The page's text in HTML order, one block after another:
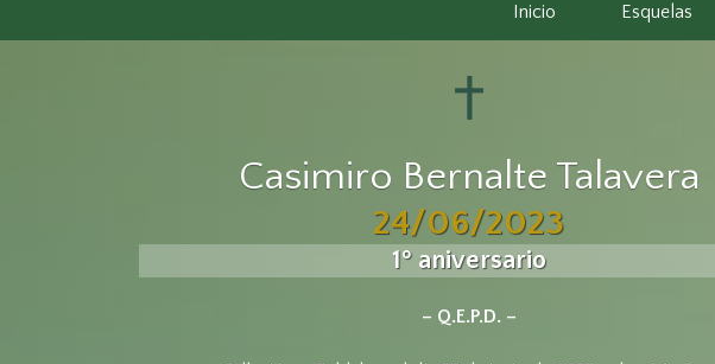
Inicio Esquelas
Casimiro Bernalte Talavera
24/06/2023
1º aniversario
– Q.E.P.D. –